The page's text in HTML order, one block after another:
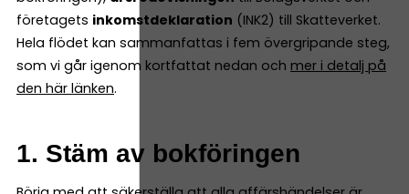
företagets inkomstdeklaration (INK2) till Skatteverket.
Hela flödet kan sammanfattas i fem övergripande steg,
som vi går igenom kortfattat nedan och mer i detalj på
den här länken.
1. Stäm av bokföringen